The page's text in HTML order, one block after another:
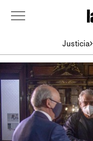
Justicia